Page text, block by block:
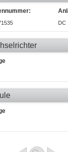
DC